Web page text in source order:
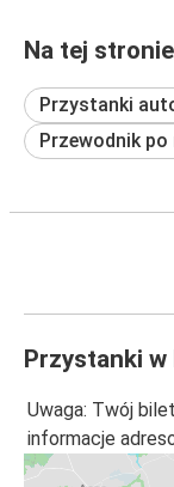
Na tej
Przystanki
Przewodnik po
Przystanki w
Uwaga: Twój
informacje